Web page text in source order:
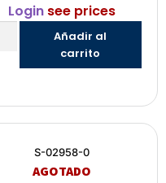
Loginsee prices
Añadir al
carrito
S-02958-0
AGOTADO